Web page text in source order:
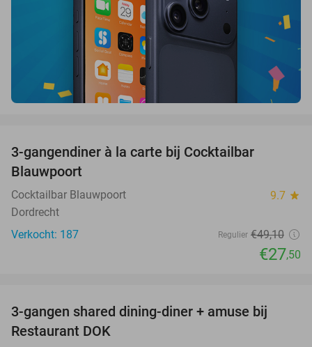
3-gangendiner à la carte bij Cocktailbar
Blauwpoort
Cocktailbar Blauwpoort 9.7 star
Dordrecht
Verkocht: 187
Regulier €49,10
€27,50
3-gangen shared dining-diner + amuse bij
Restaurant DOK